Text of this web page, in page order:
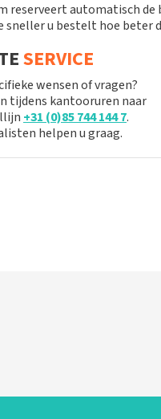
reserveert automatisch de
sneller u bestelt hoe beter
SERVICE
wensen of vragen?
tijdens kantooruren naar
+31 (0)85 744 144 7.
helpen u graag.